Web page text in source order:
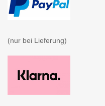
(nur bei Lieferung)